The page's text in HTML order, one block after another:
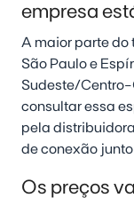
empresa
A maior parte do
São Paulo e
Sudeste/Centro-
consultar essa
pela
de conexão junto
Os preços